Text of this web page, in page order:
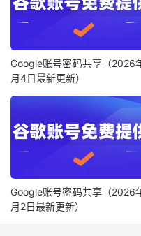
Google账号密码共享（2026
月4日最新更新）
Google账号密码共享（2026
月2日最新更新）